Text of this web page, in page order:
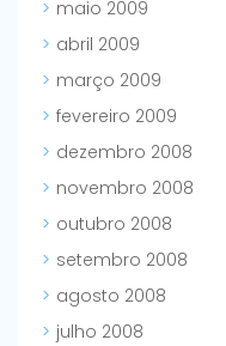
maio 2009
abril 2009
março 2009
fevereiro 2009
dezembro 2008
novembro 2008
outubro 2008
setembro 2008
agosto 2008
julho 2008